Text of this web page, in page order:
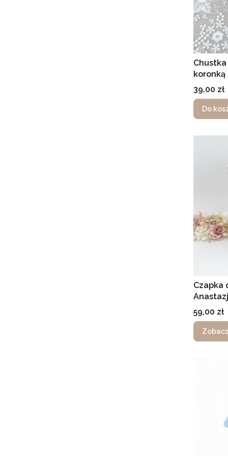
Cena
39,00 zł
Do
Czapka
Cena
59,00 zł